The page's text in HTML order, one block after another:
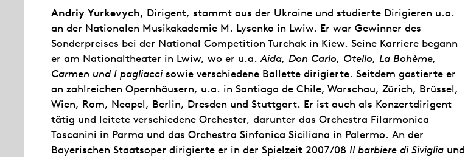
Andriy Yurkevych, Dirigent, stammt aus der Ukraine und studierte Dirigieren u.a.
an der Nationalen Musikakademie M. Lysenko in Lwiw. Er war Gewinner des
Sonderpreises bei der National Competition Turchak in Kiew. Seine Karriere begann
er am Nationaltheater in Lwiw, wo er u.a.Aida, Don Carlo, Otello, La Bohème,
Carmen und I pagliaccisowie verschiedene Ballette dirigierte. Seitdem gastierte er
an zahlreichen Opernhäusern, u.a. in Santiago de Chile, Warschau, Zürich, Brüssel,
Wien, Rom, Neapel, Berlin, Dresden und Stuttgart. Er ist auch als Konzertdirigent
tätig und leitete verschiedene Orchester, darunter das Orchestra Filarmonica
Toscanini in Parma und das Orchestra Sinfonica Siciliana in Palermo. An der
Bayerischen Staatsoper dirigierte er in der Spielzeit 2007/08 Il barbiere di Siviglia und